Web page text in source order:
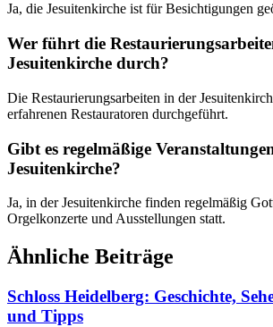
Ja, die Jesuitenkirche ist für Besichtigungen
Wer führt die
Jesuitenkirche durch?
Die Restaurierungsarbeiten in der
erfahrenen Restauratoren durchgeführt.
Gibt es regelmäßige
Jesuitenkirche?
Ja, in der Jesuitenkirche finden regelmäßig
Orgelkonzerte und Ausstellungen statt.
Ähnliche Beiträge
Schloss Heidelberg: Geschichte,
und Tipps